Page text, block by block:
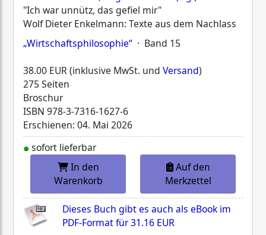
"Ich war unnütz, das gefiel mir"
Wolf Dieter Enkelmann: Texte aus dem Nachlass
„Wirtschaftsphilosophie“ · Band 15
38.00 EUR (inklusive MwSt. und Versand)
275 Seiten
Broschur
ISBN 978-3-7316-1627-6
Erschienen: 04. Mai 2026
sofort lieferbar
In den
Warenkorb
Auf den
Merkzettel
Dieses Buch gibt es auch als eBook im
PDF-Format für31.16 EUR